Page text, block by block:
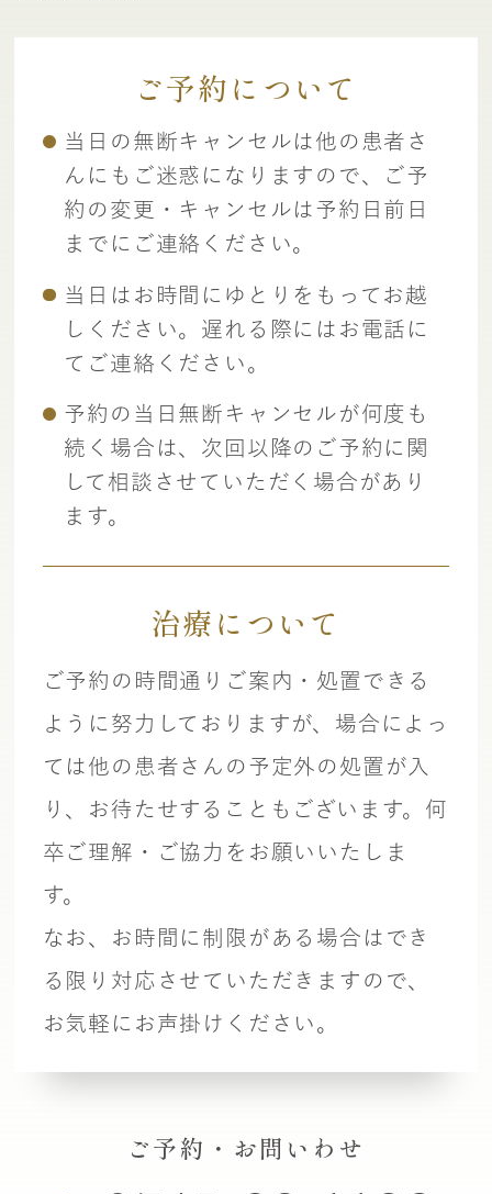
ご予約について
当日の無断キャンセルは他の患者さ
んにもご迷惑になりますので、ご予
約の変更・キャンセルは予約日前日
までにご連絡ください。
当日はお時間にゆとりをもってお越
しください。遅れる際にはお電話に
てご連絡ください。
予約の当日無断キャンセルが何度も
続く場合は、次回以降のご予約に関
して相談させていただく場合があり
ます。
治療について
ご予約の時間通りご案内・処置できる
ように努力しておりますが、場合によっ
ては他の患者さんの予定外の処置が入
り、お待たせすることもございます。何
卒ご理解・ご協力をお願いいたしま
す。
なお、お時間に制限がある場合はでき
る限り対応させていただきますので、
お気軽にお声掛けください。
ご予約・ お問いわせ